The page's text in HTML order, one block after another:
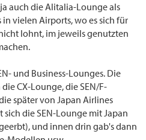
auch die Alitalia-Lounge als
vielen Airports, wo es sich für
lohnt, im jeweils genutzten
und Business-Lounges. Die
CX-Lounge, die SEN/F-
später von Japan Airlines
die SEN-Lounge mit Japan
und innen drin gab's dann